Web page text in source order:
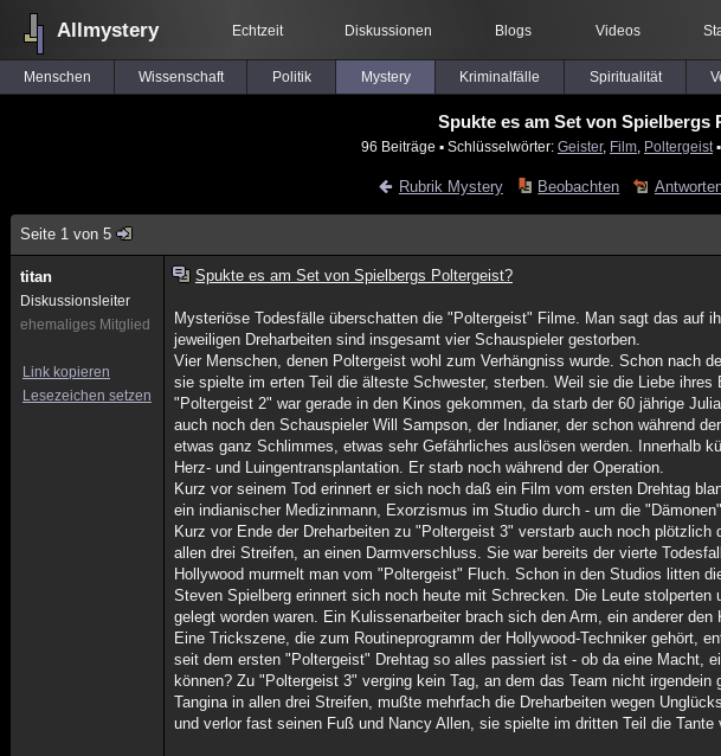
Allmystery Echtzeit Diskussionen Blogs Videos
Menschen Wissenschaft Politik Mystery Kriminalfälle Spiritualität
Spukte es am Set von Spielbergs
96 Beiträge ▪ Schlüsselwörter: Geister, Film Poltergeist
Rubrik Mystery Beobachten
Seite 1 von 5
titan
Diskussionsleiter
ehemaliges Mitglied
Link kopieren
Lesezeichen setzen
Spukte es am Set von Spielbergs Poltergeist?
Mysteriöse Todesfälle überschatten die "Poltergeist" Filme. Man sagt das auf
jeweiligen Dreharbeiten sind insgesamt vier Schauspieler gestorben.
Vier Menschen, denen Poltergeist wohl zum Verhängniss wurde. Schon nach
sie spielte im erten Teil die älteste Schwester, sterben. Weil sie die Liebe
"Poltergeist 2" war gerade in den Kinos gekommen, da starb der 60 jährige
auch noch den Schauspieler Will Sampson, der Indianer, der schon während
etwas ganz Schlimmes, etwas sehr Gefährliches auslösen werden. Innerhalb
Herz- und Luingentransplantation. Er starb noch während der Operation.
Kurz vor seinem Tod erinnert er sich noch daß ein Film vom ersten Drehtag
ein indianischer Medizinmann, Exorzismus im Studio durch - um die
Kurz vor Ende der Dreharbeiten zu "Poltergeist 3" verstarb auch noch
allen drei Streifen, an einen Darmverschluss. Sie war bereits der vierte
Hollywood murmelt man vom "Poltergeist" Fluch. Schon in den Studios litten
Steven Spielberg erinnert sich noch heute mit Schrecken. Die Leute
gelegt worden waren. Ein Kulissenarbeiter brach sich den Arm, ein anderer
Eine Trickszene, die zum Routineprogramm der Hollywood-Techniker gehört,
seit dem ersten "Poltergeist" Drehtag so alles passiert ist - ob da eine Macht,
können? Zu "Poltergeist 3" verging kein Tag, an dem das Team nicht
Tangina in allen drei Streifen, mußte mehrfach die Dreharbeiten wegen
und verlor fast seinen Fuß und Nancy Allen, sie spielte im dritten Teil die